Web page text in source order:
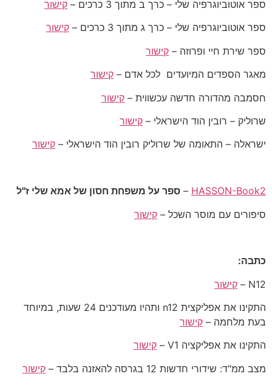
ספר אוטוביוגרפיה שלי – כרך ב מתוך 3 כרכים –
קישור
ספר אוטוביוגרפיה שלי – כרך ג מתוך 3 כרכים –
קישור
ספר שירת חיי ופרוזה – קישור
מאגר הספדים המיועדים לכל אדם – קישור
חסמבה מהדורה חדשה עכשווית – קישור
שרוליק – רובין הוד הישראלי – קישור
ישראלה – התאומה של שרוליק רובין הוד הישראלי – קישור
HASSON-Book2
– ספר על משפחת חסון של אמא שלי ז"ל
סיפורים עם מוסר השכל – קישור
כתבה:
N12 –
קישור
התקינו את אפליקצית n12 ותהיו מעודכנים 24 שעות, במיוחד
בעת מלחמה – קישור
התקינו את אפליקציה V1 –
קישור
מצב ממ"ד: שידורי חדשות 12 בגרסה להאזנה בלבד –
קישור